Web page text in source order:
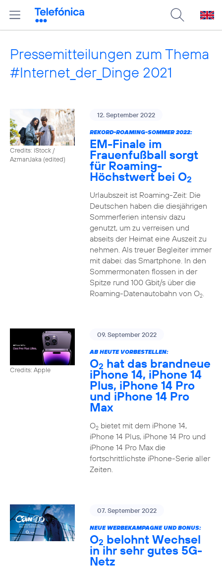
Pressemitteilungen zum Thema
#Internet_der_Dinge 2021
Credits: iStock /
AzmanJaka (edited)
12. September 2022
REKORD-ROAMING-SOMMER 2022:
EM-Finale im
Frauenfußball sorgt
für Roaming-
Höchstwert bei O2
Urlaubszeit ist Roaming-Zeit: Die
Deutschen haben die diesjährigen
Sommerferien intensiv dazu
genutzt, um zu verreisen und
abseits der Heimat eine Auszeit zu
nehmen. Als treuer Begleiter immer
mit dabei: das Smartphone. In den
Sommermonaten flossen in der
Spitze rund 100 Gbit/s über die
Roaming-Datenautobahn von O2.
Credits: Apple
09. September 2022
AB HEUTE VORBESTELLEN:
O2 hat das brandneue
iPhone 14, iPhone 14
Plus, iPhone 14 Pro
und iPhone 14 Pro
Max
O2bietet mit dem iPhone 14,
iPhone 14 Plus, iPhone 14 Pro und
iPhone 14 Pro Max die
fortschrittlichste iPhone-Serie aller
Zeiten.
07. September 2022
NEUE WERBEKAMPAGNE UND BONUS:
O2 belohnt Wechsel
in ihr sehr gutes 5G-
Netz